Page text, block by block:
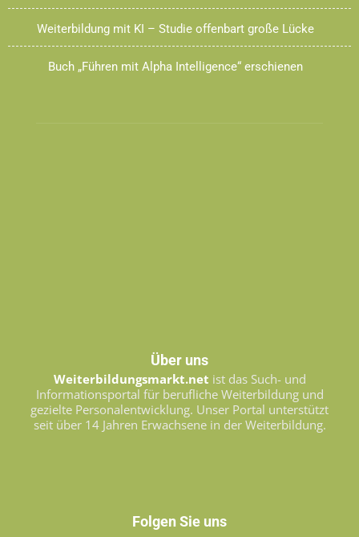
Weiterbildung mit KI – Studie offenbart große Lücke
Buch „Führen mit Alpha Intelligence“ erschienen
Über uns
Weiterbildungsmarkt.net ist das Such- und
Informationsportal für berufliche Weiterbildung und
gezielte Personalentwicklung. Unser Portal unterstützt
seit über 14 Jahren Erwachsene in der Weiterbildung.
Folgen Sie uns